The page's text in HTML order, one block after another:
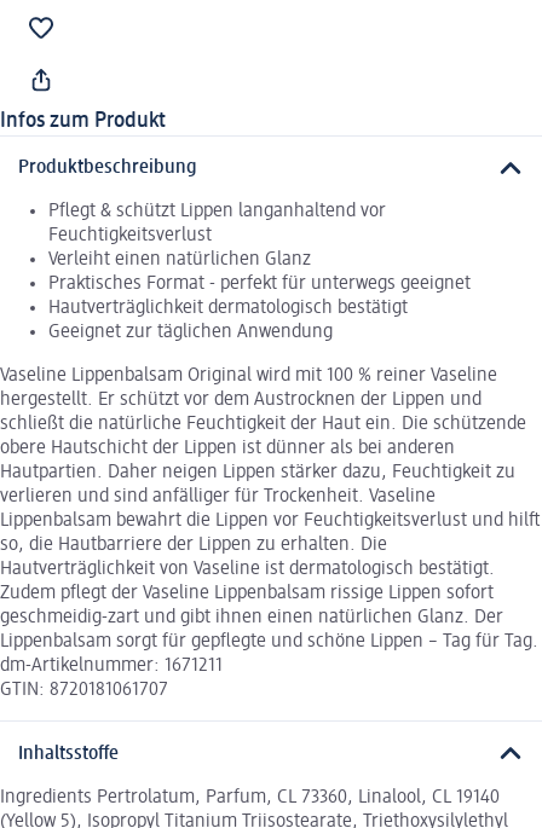
Infos zum Produkt
Produktbeschreibung
Pflegt & schützt Lippen langanhaltend vor
Feuchtigkeitsverlust
Verleiht einen natürlichen Glanz
Praktisches Format - perfekt für unterwegs geeignet
Hautverträglichkeit dermatologisch bestätigt
Geeignet zur täglichen Anwendung
Vaseline Lippenbalsam Original wird mit 100 % reiner Vaseline
hergestellt. Er schützt vor dem Austrocknen der Lippen und
schließt die natürliche Feuchtigkeit der Haut ein. Die schützende
obere Hautschicht der Lippen ist dünner als bei anderen
Hautpartien. Daher neigen Lippen stärker dazu, Feuchtigkeit zu
verlieren und sind anfälliger für Trockenheit. Vaseline
Lippenbalsam bewahrt die Lippen vor Feuchtigkeitsverlust und hilft
so, die Hautbarriere der Lippen zu erhalten. Die
Hautverträglichkeit von Vaseline ist dermatologisch bestätigt.
Zudem pflegt der Vaseline Lippenbalsam rissige Lippen sofort
geschmeidig-zart und gibt ihnen einen natürlichen Glanz. Der
Lippenbalsam sorgt für gepflegte und schöne Lippen – Tag für Tag.
dm-Artikelnummer: 1671211
GTIN: 8720181061707
Inhaltsstoffe
Ingredients Pertrolatum, Parfum, CL 73360, Linalool, CL 19140
(Yellow 5), Isopropyl Titanium Triisostearate, Triethoxysilylethyl